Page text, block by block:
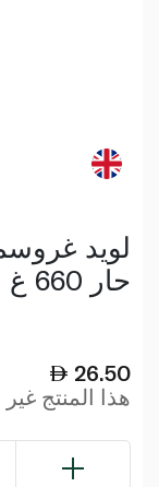
لويد
حار 660 غ
26.50
هذا المنتج غير